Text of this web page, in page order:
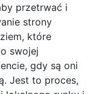
przetrwać i
strony
które
swojej
gdy są oni
Jest to proces,